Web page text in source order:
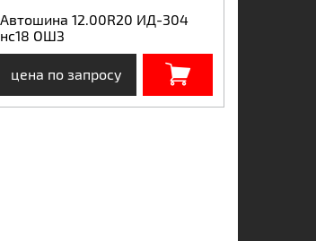
Автошина 12.00R20 ИД-304
нс18 ОШЗ
цена по запросу